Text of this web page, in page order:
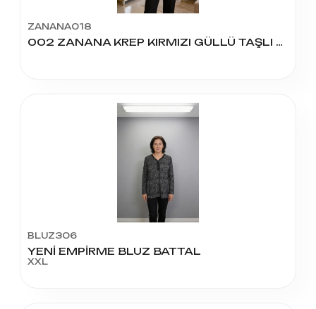
ZANANA018
002 ZANANA KREP KIRMIZI GÜLLÜ TAŞLI BLUZ
BLUZ306
YENİ EMPİRME BLUZ BATTAL
XXL